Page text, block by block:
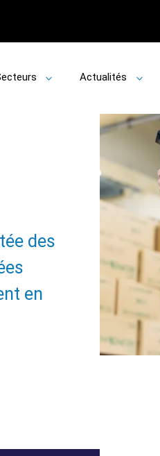
Actualités
des
en